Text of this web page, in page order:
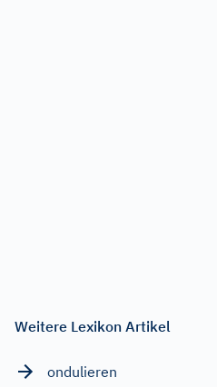
Weitere Lexikon Artikel
ondulieren